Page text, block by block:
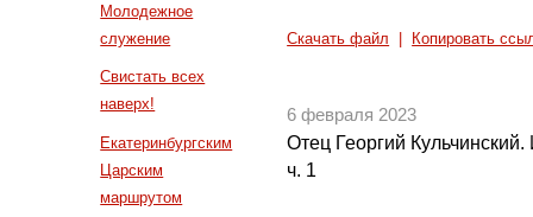
Молодежное
служение
Свистать всех
наверх!
Екатеринбургским
Царским
маршрутом
Скачать файл Копировать
6 февраля 2023
Отец Георгий
ч. 1